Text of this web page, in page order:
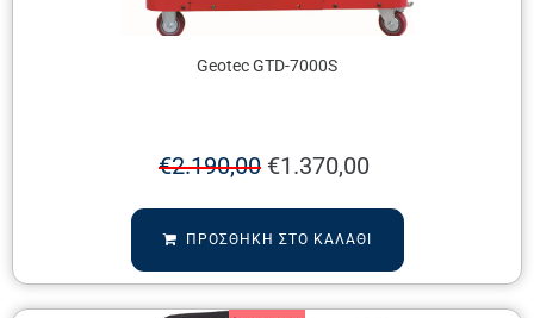
Geotec GTD-7000S
€2.190,00 €1.370,00
ΠΡΟΣΘΉΚΗ ΣΤΟ ΚΑΛΆΘΙ